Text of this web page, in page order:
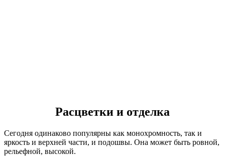
Расцветки и отделка
Сегодня одинаково популярны как монохромность, так и
яркость и верхней части, и подошвы. Она может быть ровной,
рельефной, высокой.